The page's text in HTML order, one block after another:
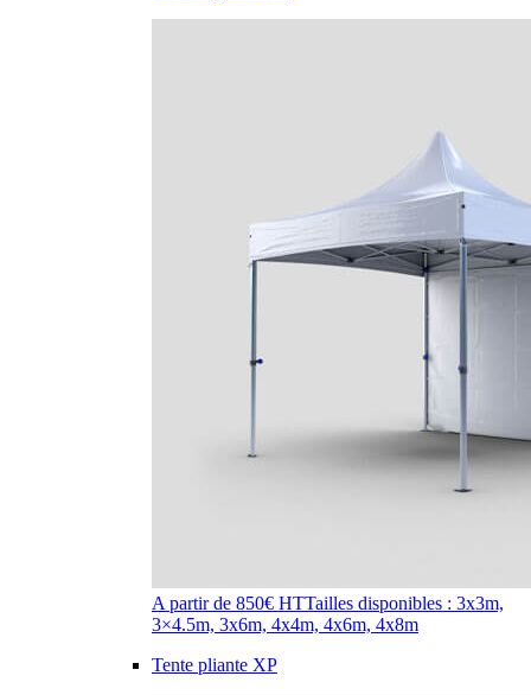
A partir de 850€ HTTailles disponibles : 3x3m,
3×4.5m, 3x6m, 4x4m, 4x6m, 4x8m
Tente pliante XP